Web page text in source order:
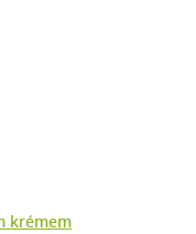
krémem